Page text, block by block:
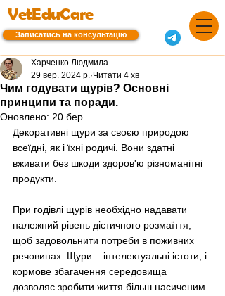
VetEduCare
Записатись на консультацію
Чим годувати щурів? Основні
принципи та поради.
Харченко Людмила
29 вер. 2024 р. Читати 4 хв
Оновлено: 20 бер.
Декоративні щури за своєю природою
всеїдні, як і їхні родичі. Вони здатні
вживати без шкоди здоров'ю різноманітні
продукти.
При годівлі щурів необхідно надавати
належний рівень дієтичного розмаїття,
щоб задовольнити потреби в поживних
речовинах. Щури – інтелектуальні істоти, і
кормове збагачення середовища
дозволяє зробити життя більш насиченим